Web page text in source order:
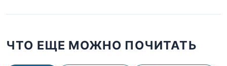
ЧТО ЕЩЕ МОЖНО ПОЧИТАТЬ